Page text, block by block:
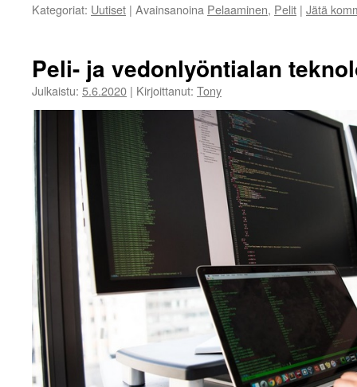
Kategoriat: Uutiset | Avainsanoina Pelaaminen, Pelit | Jätä
Peli- ja vedonlyöntialan
Julkaistu: 5.6.2020 | Kirjoittanut: Tony